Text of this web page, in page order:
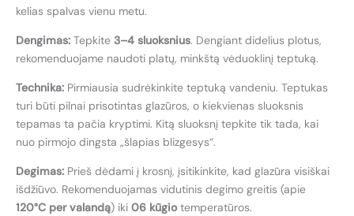
kelias spalvas vienu metu.
Dengimas: Tepkite 3–4 sluoksnius. Dengiant didelius plotus,
rekomenduojame naudoti platų, minkštą vėduoklinį teptuką.
Technika: Pirmiausia sudrėkinkite teptuką vandeniu. Teptukas
turi būti pilnai prisotintas glazūros, o kiekvienas sluoksnis
tepamas ta pačia kryptimi. Kitą sluoksnį tepkite tik tada, kai
nuo pirmojo dingsta „šlapias blizgesys“.
Degimas: Prieš dėdami į krosnį, įsitikinkite, kad glazūra visiškai
išdžiūvo. Rekomenduojamas vidutinis degimo greitis (apie
120°C per valandą) iki 06 kūgiotemperatūros.